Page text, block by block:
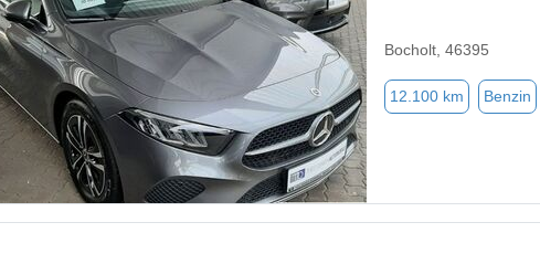
Bocholt, 46395
12.100 km Benzin